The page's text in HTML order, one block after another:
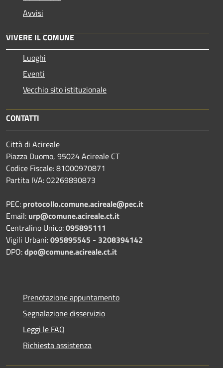
Avvisi
VIVERE IL COMUNE
Luoghi
Eventi
Vecchio sito istituzionale
CONTATTI
Città di Acireale
Piazza Duomo, 95024 Acireale CT
Codice Fiscale: 81000970871
Partita IVA: 02269890873
PEC: protocollo.comune.acireale@pec.it
Email: urp@comune.acireale.ct.it
Centralino Unico:095895111
Vigili Urbani:095895545 - 3208394142
DPO:dpo@comune.acireale.ct.it
Prenotazione appuntamento
Segnalazione disservizio
Leggi le FAQ
Richiesta assistenza